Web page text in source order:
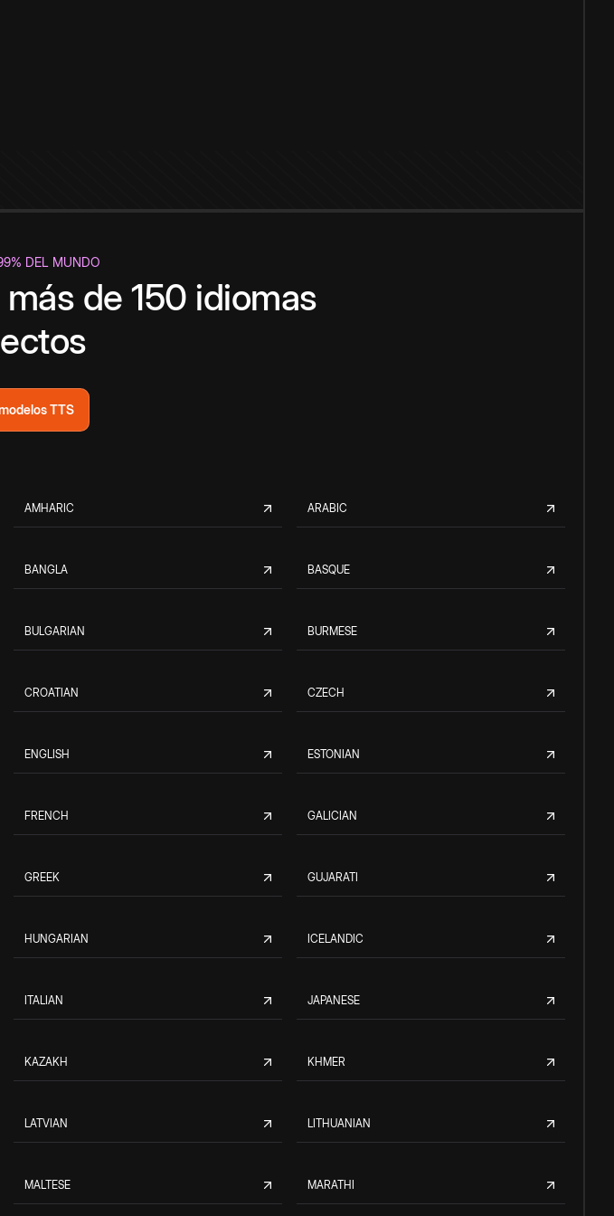
DEL MUNDO
de 150 idiomas
TTS
AMHARIC ARABIC
BANGLA BASQUE
BULGARIAN BURMESE
CROATIAN CZECH
ENGLISH ESTONIAN
FRENCH GALICIAN
GREEK GUJARATI
HUNGARIAN ICELANDIC
ITALIAN JAPANESE
KAZAKH KHMER
LATVIAN LITHUANIAN
MALTESE MARATHI